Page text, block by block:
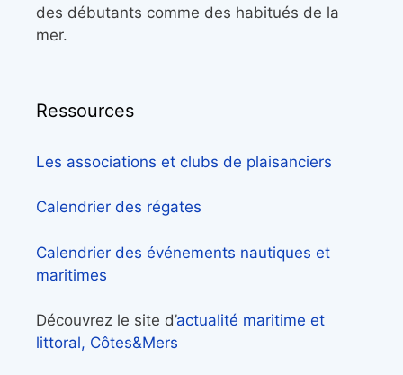
des débutants comme des habitués de la
mer.
Ressources
Les associations et clubs de plaisanciers
Calendrier des régates
Calendrier des événements nautiques et
maritimes
Découvrez le site d’actualité maritime et
littoral, Côtes&Mers